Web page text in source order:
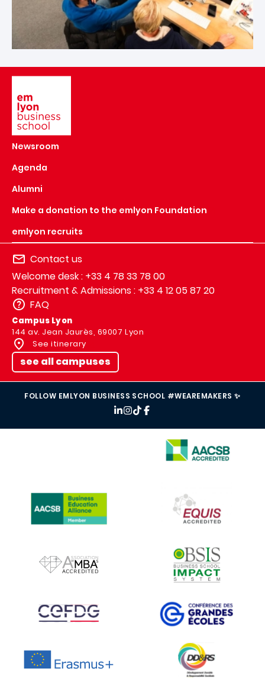
Newsroom
Agenda
Alumni
Make a donation to the emlyon Foundation
emlyon recruits
Contact us
Welcome desk : +33 4 78 33 78 00
Recruitment & Admissions : +33 4 12 05 87 20
FAQ
Campus Lyon
144 av. Jean Jaurès, 69007 Lyon
See itinerary
see all campuses
FOLLOW EMLYON BUSINESS SCHOOL #WEAREMAKERS ✨
IMAGE
IMAGE
IMAGE
IMAGE IMAGE